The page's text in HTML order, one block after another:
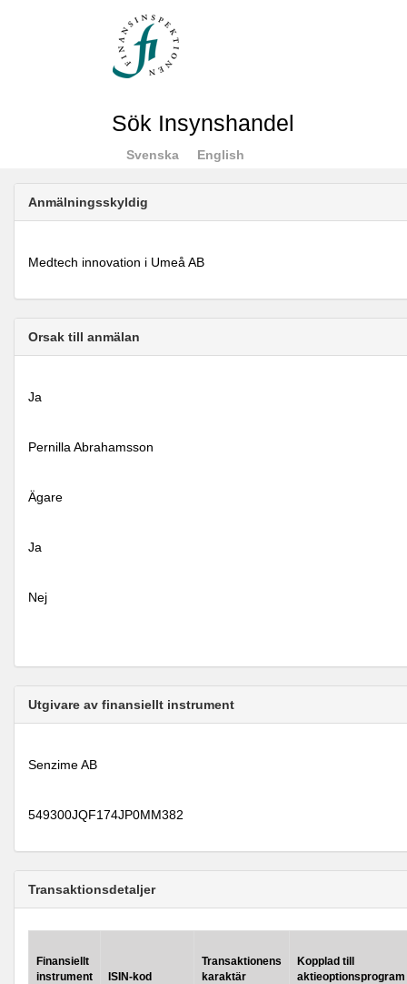
Sök Insynshandel
Svenska English
Anmälningsskyldig
Medtech innovation i Umeå AB
Orsak till anmälan
Ja
Pernilla Abrahamsson
Ägare
Ja
Nej
Utgivare av finansiellt instrument
Senzime AB
549300JQF174JP0MM382
Transaktionsdetaljer
Finansiellt
instrument
ISIN-kod
Transaktionens
karaktär
Kopplad till
aktieoptionsprogram